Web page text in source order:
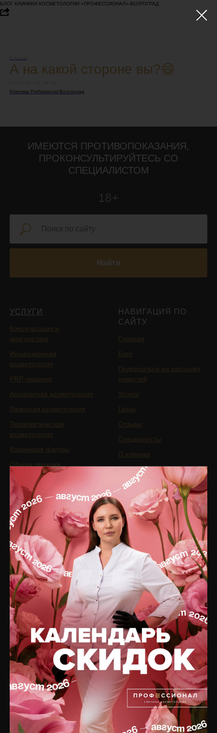
БЛОГ КЛИНИКИ КОСМЕТОЛОГИИ «ПРОФЕССИОНАЛ»-ВОЛГОГРАД
А на какой стороне вы?😄
Клиника Professional-Волгоград
ИМЕЮТСЯ ПРОТИВОПОКАЗАНИЯ,
ПРОКОНСУЛЬТИРУЙТЕСЬ СО
СПЕЦИАЛИСТОМ
18+
Найти
УСЛУГИ
Консультация и
диагностика
Инъекционная
косметология
PRP-терапия
Аппаратная косметология
Лазерная косметология
Терапевтическая
косметология
Коррекция фигуры
Общая терапия
Трихология
Неврология
Сочетанные протоколы
Подобрать процедуру
Записаться на приём
НАВИГАЦИЯ ПО
САЙТУ
Главная
Блог
Подписаться на рассылку
новостей
Услуги
Цены
Отзывы
Специалисты
О клинике
Оборудование
Препараты
Юридическая информация
Вакансии
Контакты
КОСМЕТИКА
Интернет-магазин
Каталог по брендам
Оплата и доставка
БУДЬТЕ В КУРСЕ ОБ
АКЦИЯХ!
ПОДПИШИТЕСЬ НА
РАССЫЛКУ,
ИЛИ
ПРИСОЕДИНЯЙТЕСЬ
К НАМ В СОЦСЕТЯХ!
Нажимая на кнопку, вы даете
согласие на обработку персональных
данных
и соглашаетесь с
политикой
конфиденциальности